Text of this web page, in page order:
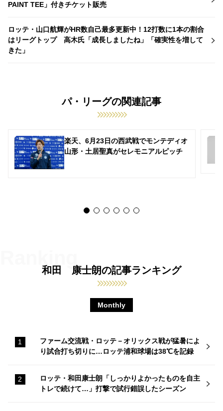
PAINT TEE」付きチケット販売
ロッテ・山口航輝がHR数自己最多更新中！12打数に1本の割合
はリーグトップ 高木氏「成長しましたね」「確実性を増して
きた」
パ・リーグの関連記事
楽天、6月23日の西武戦でモンテディオ
山形・土居聖真がセレモニアルピッチ
和田 康士朗の記事ランキング
Monthly
ファーム交流戦・ロッテ－オリックス戦が猛暑によ
り試合打ち切りに…ロッテ浦和球場は38℃を記録
ロッテ・和田康士朗「しっかりよかったものを自主
トレで続けて…」打撃で試行錯誤したシーズン